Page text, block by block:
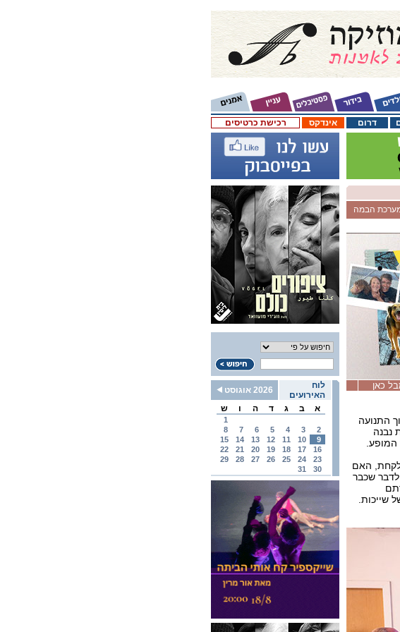
רכישת כרטיסים אינדקס דרום
לוח
האירועים
2026 אוגוסט
א
ב ג ד ה ו ש
1
2
3
4
5
6
7
8
9
10
11
12
13
14
15
16
17
18
19
20
21
22
23
24
25
26
27
28
29
30
31
הבמה
כאן
התנועה
נבנה
לקחת, האם
שכבר
שייכות.